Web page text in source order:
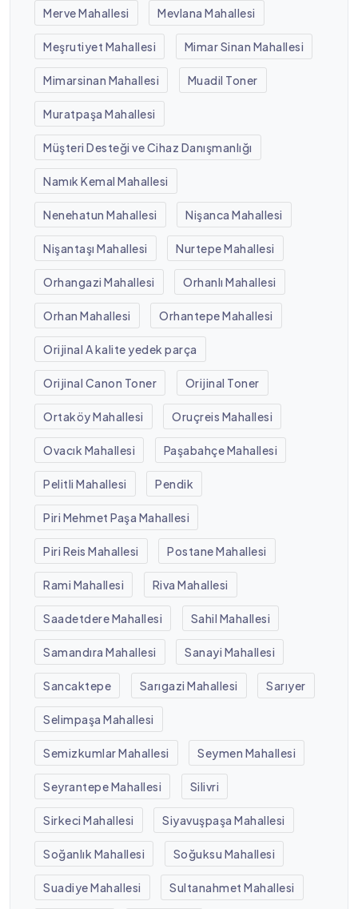
Merve Mahallesi Mevlana Mahallesi
Meşrutiyet Mahallesi Mimar Sinan Mahallesi
Mimarsinan Mahallesi Muadil Toner
Muratpaşa Mahallesi
Müşteri Desteği ve Cihaz Danışmanlığı
Namık Kemal Mahallesi
Nenehatun Mahallesi Nişanca Mahallesi
Nişantaşı Mahallesi Nurtepe Mahallesi
Orhangazi Mahallesi Orhanlı Mahallesi
Orhan Mahallesi Orhantepe Mahallesi
Orijinal A kalite yedek parça
Orijinal Canon Toner Orijinal Toner
Ortaköy Mahallesi Oruçreis Mahallesi
Ovacık Mahallesi Paşabahçe Mahallesi
Pelitli Mahallesi Pendik
Piri Mehmet Paşa Mahallesi
Piri Reis Mahallesi Postane Mahallesi
Rami Mahallesi Riva Mahallesi
Saadetdere Mahallesi Sahil Mahallesi
Samandıra Mahallesi Sanayi Mahallesi
Sancaktepe Sarıgazi Mahallesi Sarıyer
Selimpaşa Mahallesi
Semizkumlar Mahallesi Seymen Mahallesi
Seyrantepe Mahallesi Silivri
Sirkeci Mahallesi Siyavuşpaşa Mahallesi
Soğanlık Mahallesi Soğuksu Mahallesi
Suadiye Mahallesi Sultanahmet Mahallesi